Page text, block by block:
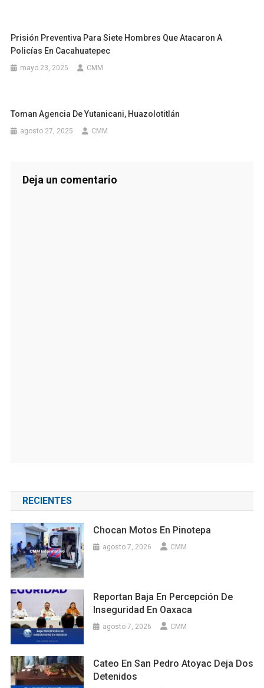
Prisión Preventiva Para Siete Hombres Que Atacaron A
Policías En Cacahuatepec
mayo 23, 2025 CMM
Toman Agencia De Yutanicani, Huazolotitlán
agosto 27, 2025 CMM
Deja un comentario
RECIENTES
Chocan Motos En Pinotepa
agosto 7, 2026 CMM
Reportan Baja En Percepción De
Inseguridad En Oaxaca
agosto 7, 2026 CMM
Cateo En San Pedro Atoyac Deja Dos
Detenidos